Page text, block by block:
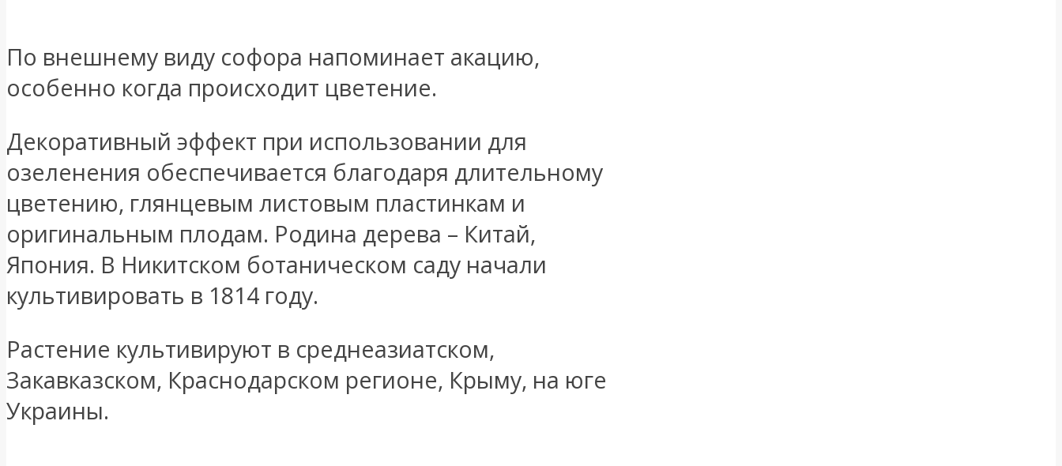
По внешнему виду софора напоминает акацию,
особенно когда происходит цветение.
Декоративный эффект при использовании для
озеленения обеспечивается благодаря длительному
цветению, глянцевым листовым пластинкам и
оригинальным плодам. Родина дерева – Китай,
Япония. В Никитском ботаническом саду начали
культивировать в 1814 году.
Растение культивируют в среднеазиатском,
Закавказском, Краснодарском регионе, Крыму, на юге
Украины.